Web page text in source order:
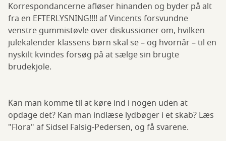
Korrespondancerne afløser hinanden og byder på alt
fra en EFTERLYSNING!!!! af Vincents forsvundne
venstre gummistøvle over diskussioner om, hvilken
julekalender klassens børn skal se – og hvornår – til en
nyskilt kvindes forsøg på at sælge sin brugte
brudekjole.
Kan man komme til at køre ind i nogen uden at
opdage det? Kan man indlæse lydbøger i et skab? Læs
"Flora" af Sidsel Falsig-Pedersen, og få svarene.